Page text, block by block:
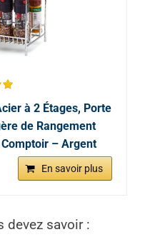
à 2 Étages, Porte
de Rangement
– Argent
En savoir plus
devez savoir :